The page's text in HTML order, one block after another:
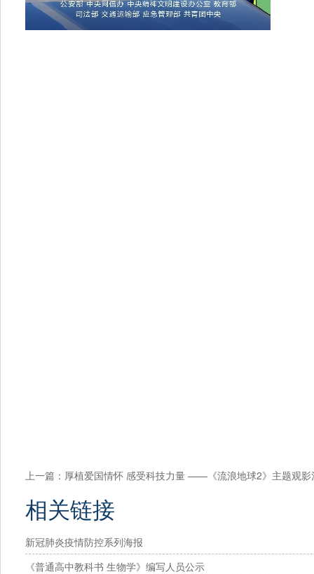
上一篇： 厚植爱国情怀 感受科技力量 ——《流浪地球2》主题观影
相关链接
新冠肺炎疫情防控系列海报
《普通高中教科书 生物学》编写人员公示